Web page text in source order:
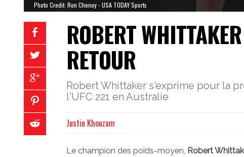
Photo Credit: Ron Chenoy - USA TODAY Sports
ROBERT
RETOUR
Robert Whittaker s'exprime pour la
l'UFC 221 en Australie
Justin Khouzam
Le champion des poids-moyen, Robert